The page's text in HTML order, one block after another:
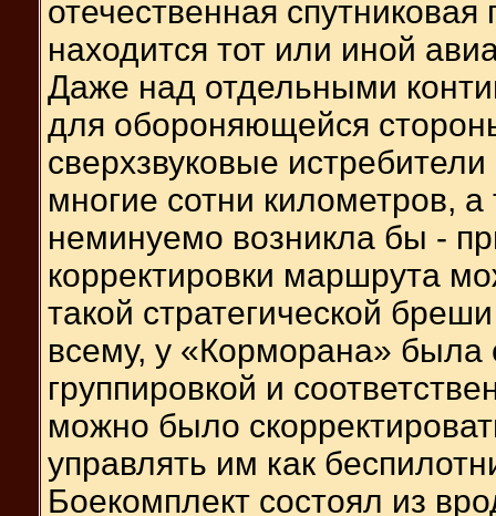
отечественная
находится тот или иной
Даже над отдельными
для обороняющейся
сверхзвуковые
многие сотни километров,
неминуемо возникла бы -
корректировки маршрута
такой стратегической
всему, у «Корморана» была
группировкой и
можно было
управлять им как
Боекомплект состоял из